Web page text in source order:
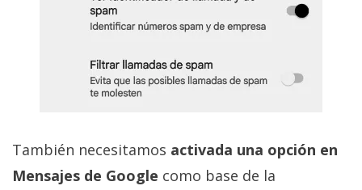
También necesitamos activada una opción en
Mensajes de Google como base de la